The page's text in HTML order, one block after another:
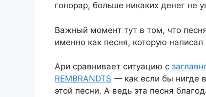
гонорар, больше никаких денег не
Важный момент тут в том, что
именно как песня, которую
Ари сравнивает ситуацию с
REMBRANDTS — как если бы нигде
этой песни. А ведь эта песня